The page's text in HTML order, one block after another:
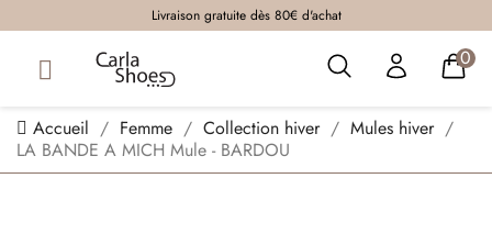
Livraison gratuite dès 80€ d'achat
0
Accueil Femme Collection hiver
Mules hiver
LA BANDE A MICH Mule - BARDOU